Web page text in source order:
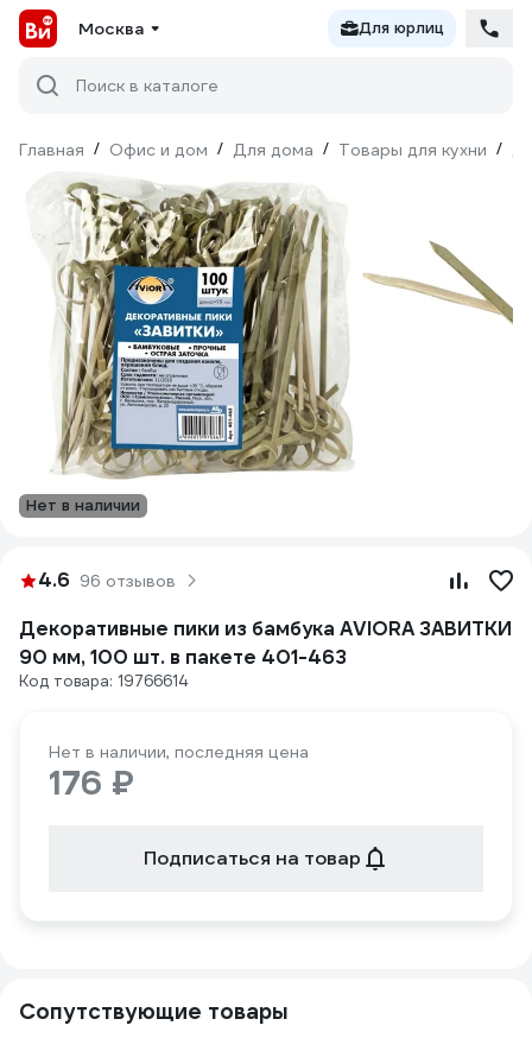
Москва Для юрлиц
Поиск в каталоге
Главная / Офис и дом / Для дома / Товары для кухни /
Нет в наличии
4.6 96 отзывов
Декоративные пики из бамбука AVIORA ЗАВИТКИ
90 мм, 100 шт. в пакете 401-463
Код товара: 19766614
Нет в наличии, последняя цена
176 ₽
Подписаться на товар
Сопутствующие товары